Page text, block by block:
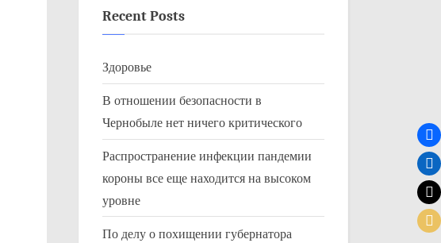
Recent Posts
Здоровье
В отношении безопасности в
Чернобыле нет ничего критического
Распространение инфекции пандемии
короны все еще находится на высоком
уровне
По делу о похищении губернатора